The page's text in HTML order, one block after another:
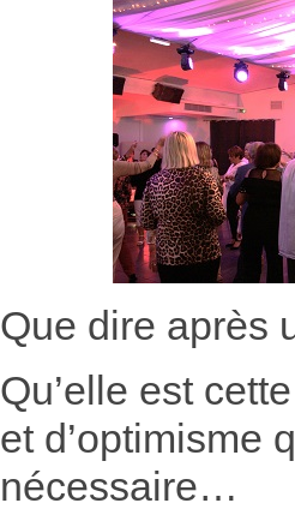
Que dire après
Qu’elle est
et d’optimisme
nécessaire…